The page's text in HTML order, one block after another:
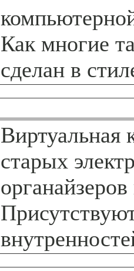
Как многие
сделан в
Виртуальная
старых